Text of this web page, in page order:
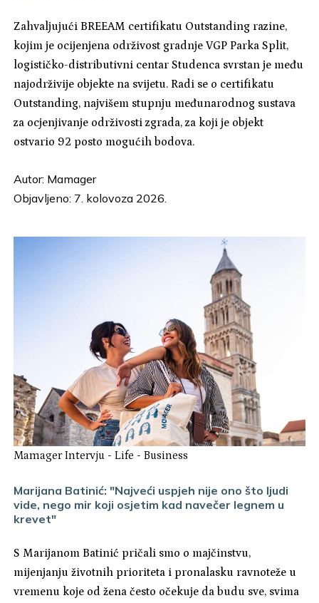
Zahvaljujući BREEAM certifikatu Outstanding razine,
kojim je ocijenjena održivost gradnje VGP Parka Split,
logističko-distributivni centar Studenca svrstan je među
najodrživije objekte na svijetu. Radi se o certifikatu
Outstanding, najvišem stupnju međunarodnog sustava
za ocjenjivanje održivosti zgrada, za koji je objekt
ostvario 92 posto mogućih bodova.
Autor: Mamager
Objavljeno: 7. kolovoza 2026.
Mamager Intervju -Life -Business
Marijana Batinić: "Najveći uspjeh nije ono što ljudi
vide, nego mir koji osjetim kad navečer legnem u
krevet"
S Marijanom Batinić pričali smo o majčinstvu,
mijenjanju životnih prioriteta i pronalasku ravnoteže u
vremenu koje od žena često očekuje da budu sve, svima